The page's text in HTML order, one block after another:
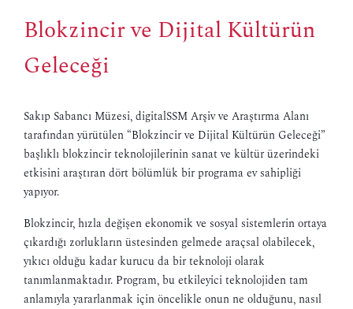
Blokzincir ve Dijital Kültürün
Geleceği
Sakıp Sabancı Müzesi, digitalSSM Arşiv ve Araştırma Alanı
tarafından yürütülen “Blokzincir ve Dijital Kültürün Geleceği”
başlıklı blokzincir teknolojilerinin sanat ve kültür üzerindeki
etkisini araştıran dört bölümlük bir programa ev sahipliği
yapıyor.
Blokzincir, hızla değişen ekonomik ve sosyal sistemlerin ortaya
çıkardığı zorlukların üstesinden gelmede araçsal olabilecek,
yıkıcı olduğu kadar kurucu da bir teknoloji olarak
tanımlanmaktadır. Program, bu etkileyici teknolojiden tam
anlamıyla yararlanmak için öncelikle onun ne olduğunu, nasıl